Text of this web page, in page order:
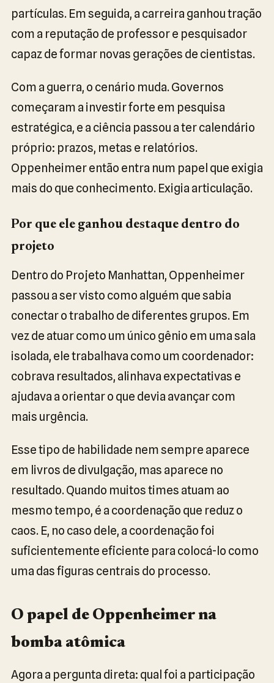
partículas. Em seguida, a carreira ganhou tração
com a reputação de professor e pesquisador
capaz de formar novas gerações de cientistas.
Com a guerra, o cenário muda. Governos
começaram a investir forte em pesquisa
estratégica, e a ciência passou a ter calendário
próprio: prazos, metas e relatórios.
Oppenheimer então entra num papel que exigia
mais do que conhecimento. Exigia articulação.
Por que ele ganhou destaque dentro do
projeto
Dentro do Projeto Manhattan, Oppenheimer
passou a ser visto como alguém que sabia
conectar o trabalho de diferentes grupos. Em
vez de atuar como um único gênio em uma sala
isolada, ele trabalhava como um coordenador:
cobrava resultados, alinhava expectativas e
ajudava a orientar o que devia avançar com
mais urgência.
Esse tipo de habilidade nem sempre aparece
em livros de divulgação, mas aparece no
resultado. Quando muitos times atuam ao
mesmo tempo, é a coordenação que reduz o
caos. E, no caso dele, a coordenação foi
suficientemente eficiente para colocá-lo como
uma das figuras centrais do processo.
O papel de Oppenheimer na
bomba atômica
Agora a pergunta direta: qual foi a participação